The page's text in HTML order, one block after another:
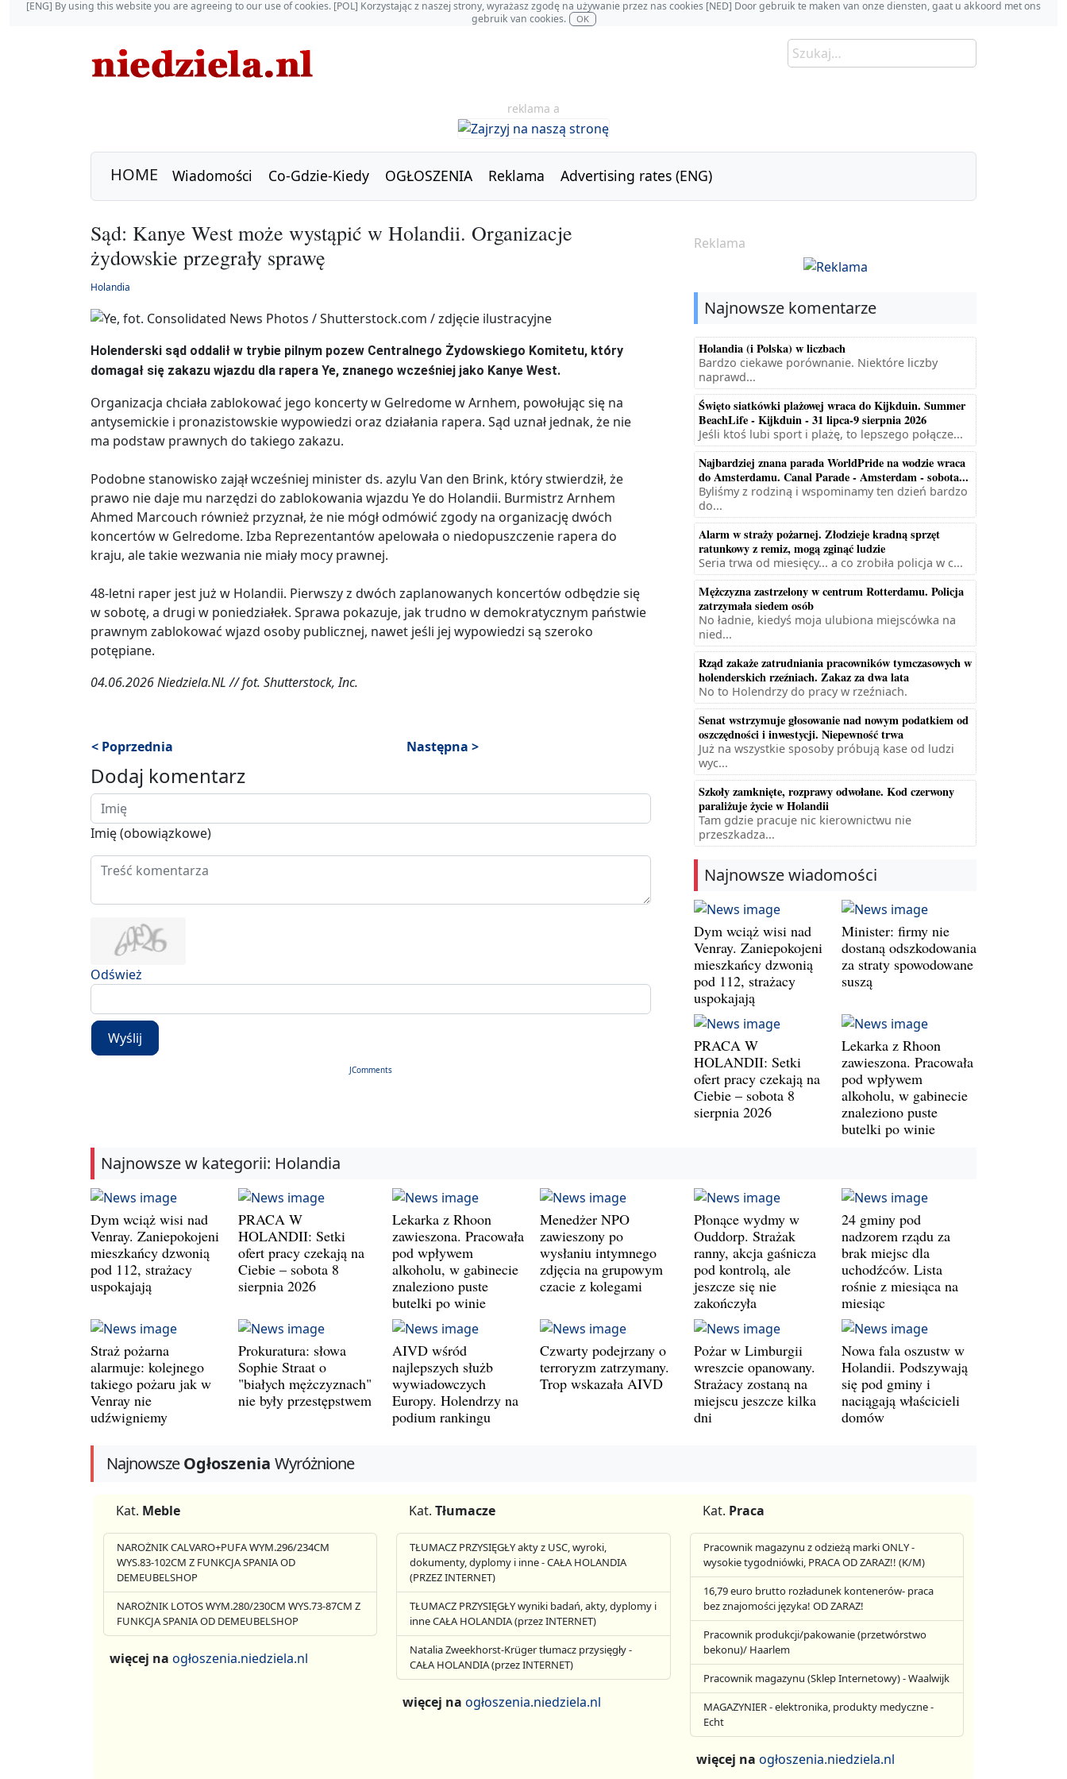
[ENG] By using this website you are agreeing to our use of cookies. [POL] Korzystając z naszej strony, wyrażasz zgodę na używanie przez nas cookies [NED] Door gebruik te maken van onze diensten, gaat u akkoord met ons
gebruik van cookies.
OK
reklama a
HOME Wiadomości Co-Gdzie-Kiedy OGŁOSZENIA Reklama Advertising rates (ENG)
Sąd: Kanye West może wystąpić w Holandii. Organizacje
żydowskie przegrały sprawę
Holandia
Holenderski sąd oddalił w trybie pilnym pozew Centralnego Żydowskiego Komitetu, który
domagał się zakazu wjazdu dla rapera Ye, znanego wcześniej jako Kanye West.
Organizacja chciała zablokować jego koncerty w Gelredome w Arnhem, powołując się na
antysemickie i pronazistowskie wypowiedzi oraz działania rapera. Sąd uznał jednak, że nie
ma podstaw prawnych do takiego zakazu.
Podobne stanowisko zajął wcześniej minister ds. azylu Van den Brink, który stwierdził, że
prawo nie daje mu narzędzi do zablokowania wjazdu Ye do Holandii. Burmistrz Arnhem
Ahmed Marcouch również przyznał, że nie mógł odmówić zgody na organizację dwóch
koncertów w Gelredome. Izba Reprezentantów apelowała o niedopuszczenie rapera do
kraju, ale takie wezwania nie miały mocy prawnej.
48-letni raper jest już w Holandii. Pierwszy z dwóch zaplanowanych koncertów odbędzie się
w sobotę, a drugi w poniedziałek. Sprawa pokazuje, jak trudno w demokratycznym państwie
prawnym zablokować wjazd osoby publicznej, nawet jeśli jej wypowiedzi są szeroko
potępiane.
04.06.2026 Niedziela.NL // fot. Shutterstock, Inc.
< Poprzednia Następna >
Dodaj komentarz
Imię (obowiązkowe)
Odśwież
Wyślij
JComments
Reklama
Najnowsze komentarze
Holandia (i Polska) w liczbach
Bardzo ciekawe porównanie. Niektóre liczby
naprawd...
Święto siatkówki plażowej wraca do Kijkduin. Summer
BeachLife - Kijkduin - 31 lipca-9 sierpnia 2026
Jeśli ktoś lubi sport i plażę, to lepszego połącze...
Najbardziej znana parada WorldPride na wodzie wraca
do Amsterdamu. Canal Parade - Amsterdam - sobota...
Byliśmy z rodziną i wspominamy ten dzień bardzo
do...
Alarm w straży pożarnej. Złodzieje kradną sprzęt
ratunkowy z remiz, mogą zginąć ludzie
Seria trwa od miesięcy... a co zrobiła policja w c...
Mężczyzna zastrzelony w centrum Rotterdamu. Policja
zatrzymała siedem osób
No ładnie, kiedyś moja ulubiona miejscówka na
nied...
Rząd zakaże zatrudniania pracowników tymczasowych w
holenderskich rzeźniach. Zakaz za dwa lata
No to Holendrzy do pracy w rzeźniach.
Senat wstrzymuje głosowanie nad nowym podatkiem od
oszczędności i inwestycji. Niepewność trwa
Już na wszystkie sposoby próbują kase od ludzi
wyc...
Szkoły zamknięte, rozprawy odwołane. Kod czerwony
paraliżuje życie w Holandii
Tam gdzie pracuje nic kierownictwu nie
przeszkadza...
Najnowsze wiadomości
Dym wciąż wisi nad
Venray. Zaniepokojeni
mieszkańcy dzwonią
pod 112, strażacy
uspokajają
Minister: firmy nie
dostaną odszkodowania
za straty spowodowane
suszą
PRACA W
HOLANDII: Setki
ofert pracy czekają na
Ciebie – sobota 8
sierpnia 2026
Lekarka z Rhoon
zawieszona. Pracowała
pod wpływem
alkoholu, w gabinecie
znaleziono puste
butelki po winie
Najnowsze w kategorii: Holandia
Dym wciąż wisi nad
Venray. Zaniepokojeni
mieszkańcy dzwonią
pod 112, strażacy
uspokajają
PRACA W
HOLANDII: Setki
ofert pracy czekają na
Ciebie – sobota 8
sierpnia 2026
Lekarka z Rhoon
zawieszona. Pracowała
pod wpływem
alkoholu, w gabinecie
znaleziono puste
butelki po winie
Menedżer NPO
zawieszony po
wysłaniu intymnego
zdjęcia na grupowym
czacie z kolegami
Płonące wydmy w
Ouddorp. Strażak
ranny, akcja gaśnicza
pod kontrolą, ale
jeszcze się nie
zakończyła
24 gminy pod
nadzorem rządu za
brak miejsc dla
uchodźców. Lista
rośnie z miesiąca na
miesiąc
Straż pożarna
alarmuje: kolejnego
takiego pożaru jak w
Venray nie
udźwigniemy
Prokuratura: słowa
Sophie Straat o
"białych mężczyznach"
nie były przestępstwem
AIVD wśród
najlepszych służb
wywiadowczych
Europy. Holendrzy na
podium rankingu
Czwarty podejrzany o
terroryzm zatrzymany.
Trop wskazała AIVD
Pożar w Limburgii
wreszcie opanowany.
Strażacy zostaną na
miejscu jeszcze kilka
dni
Nowa fala oszustw w
Holandii. Podszywają
się pod gminy i
naciągają właścicieli
domów
NajnowszeOgłoszenia Wyróżnione
Kat. Meble
NAROŻNIK CALVARO+PUFA WYM.296/234CM
WYS.83-102CM Z FUNKCJA SPANIA OD
DEMEUBELSHOP
NAROŻNIK LOTOS WYM.280/230CM WYS.73-87CM Z
FUNKCJA SPANIA OD DEMEUBELSHOP
więcej na ogłoszenia.niedziela.nl
Kat. Tłumacze
TŁUMACZ PRZYSIĘGŁY akty z USC, wyroki,
dokumenty, dyplomy i inne - CAŁA HOLANDIA
(PRZEZ INTERNET)
TŁUMACZ PRZYSIĘGŁY wyniki badań, akty, dyplomy i
inne CAŁA HOLANDIA (przez INTERNET)
Natalia Zweekhorst-Krüger tłumacz przysięgły -
CAŁA HOLANDIA (przez INTERNET)
więcej naogłoszenia.niedziela.nl
Kat. Praca
Pracownik magazynu z odzieżą marki ONLY -
wysokie tygodniówki, PRACA OD ZARAZ!! (K/M)
16,79 euro brutto rozładunek kontenerów- praca
bez znajomości języka! OD ZARAZ!
Pracownik produkcji/pakowanie (przetwórstwo
bekonu)/ Haarlem
Pracownik magazynu (Sklep Internetowy) - Waalwijk
MAGAZYNIER - elektronika, produkty medyczne -
Echt
więcej na ogłoszenia.niedziela.nl